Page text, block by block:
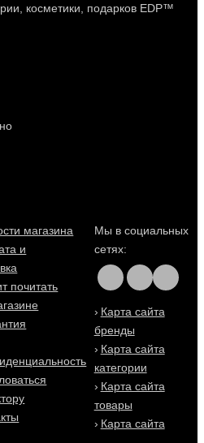
косметики, подарков EDP™
магазина
и
почитать
Мы в социальных
сетях:
Карта сайта
бренды
Карта сайта
категории
Карта сайта
товары
Карта сайта